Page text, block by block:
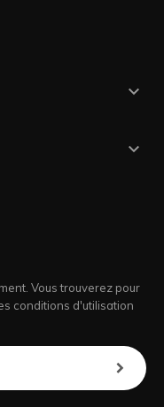


Vous trouverez pour
conditions d'utilisation